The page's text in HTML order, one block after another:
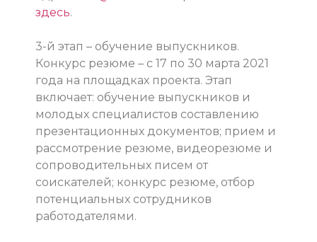
здесь.
3-й этап – обучение выпускников.
Конкурс резюме – с 17 по 30 марта 2021
года на площадках проекта. Этап
включает: обучение выпускников и
молодых специалистов составлению
презентационных документов; прием и
рассмотрение резюме, видеорезюме и
сопроводительных писем от
соискателей; конкурс резюме, отбор
потенциальных сотрудников
работодателями.